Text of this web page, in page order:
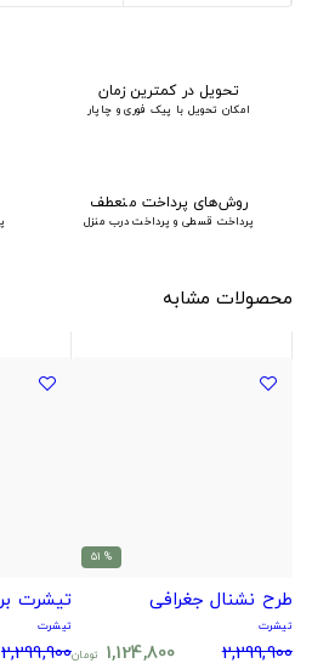
تحویل در کمترین زمان
امکان تحویل با پیک فوری و چاپار
روش‌های پرداخت منعطف
پرداخت قسطی و پرداخت درب منزل
محصولات مشابه
% 51
طرح نشنال جغرافی
تیشرت
2,299,900
1,124,800 تومان
تیشرت
تیشرت
2,299,900